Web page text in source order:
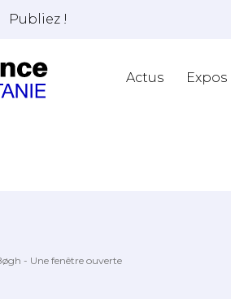
Publiez !
Actus Expos
- Une fenêtre ouverte